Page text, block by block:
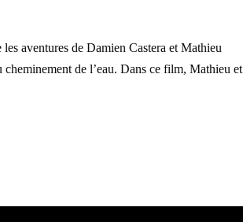
aventures de Damien Castera et Mathieu
de l’eau. Dans ce film, Mathieu et